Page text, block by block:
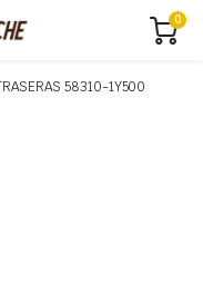
0
58310-1Y500